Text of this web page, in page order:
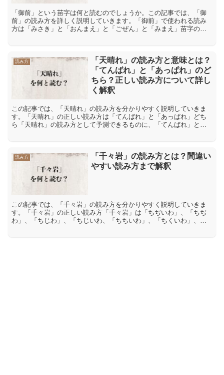
「御前」という苗字は何と読むのでしょうか。この記事では、「御
前」の読み方を詳しく説明していきます。「御前」で使われる読み
方は「みさき」と「おんまえ」と「ごぜん」と「みまえ」苗字の
読み方
「天晴れ」の読み方と意味とは？
「てんばれ」と「あっぱれ」のど
ちら？正しい読み方について詳し
く解釈
この記事では、「天晴れ」の読み方を分かりやすく説明していきま
す。「天晴れ」の正しい読み方は「てんばれ」と「あっぱれ」どち
ら「天晴れ」の読み方として予測できるものに、「てんばれ」と
読み方
「千々岩」の読み方とは？間違い
やすい読み方まで解釈
この記事では、「千々岩」の読み方を分かりやすく説明していきま
す。「千々岩」の正しい読み方「千々岩」は「ちぢいわ」、「ちぢ
わ」、「ちじわ」、「ちじいわ、「ちちいわ」、「ちくいわ」、